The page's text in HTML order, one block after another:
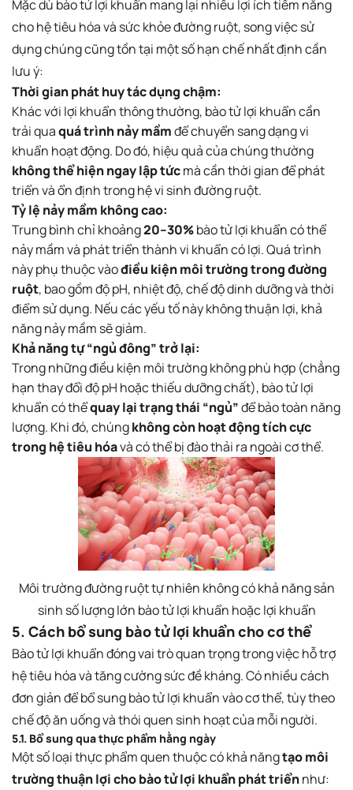
Mặc dù bào tử lợi khuẩn mang lại nhiều lợi ích tiềm năng
cho hệ tiêu hóa và sức khỏe đường ruột, song việc sử
dụng chúng cũng tồn tại một số hạn chế nhất định cần
lưu ý:
Thời gian phát huy tác dụng chậm:
Khác với lợi khuẩn thông thường, bào tử lợi khuẩn cần
trải quaquá trình nảy mầmđể chuyển sang dạng vi
khuẩn hoạt động. Do đó, hiệu quả của chúng thường
không thể hiện ngay lập tứcmà cần thời gian để phát
triển và ổn định trong hệ vi sinh đường ruột.
Tỷ lệ nảy mầm không cao:
Trung bình chỉ khoảng20–30%bào tử lợi khuẩn có thể
nảy mầm và phát triển thành vi khuẩn có lợi. Quá trình
này phụ thuộc vàođiều kiện môi trường trong đường
ruột, bao gồm độ pH, nhiệt độ, chế độ dinh dưỡng và thời
điểm sử dụng. Nếu các yếu tố này không thuận lợi, khả
năng nảy mầm sẽ giảm.
Khả năng tự “ngủ đông” trở lại:
Trong những điều kiện môi trường không phù hợp (chẳng
hạn thay đổi độ pH hoặc thiếu dưỡng chất), bào tử lợi
khuẩn có thểquay lại trạng thái “ngủ”để bảo toàn năng
lượng. Khi đó, chúngkhông còn hoạt động tích cực
trong hệ tiêu hóavà có thể bị đào thải ra ngoài cơ thể.
Môi trường đường ruột tự nhiên không có khả năng sản
sinh số lượng lớn bào tử lợi khuẩn hoặc lợi khuẩn
5. Cách bổ sung bào tử lợi khuẩn cho cơ thể
Bào tử lợi khuẩn đóng vai trò quan trọng trong việc hỗ trợ
hệ tiêu hóa và tăng cường sức đề kháng. Có nhiều cách
đơn giản để bổ sung bào tử lợi khuẩn vào cơ thể, tùy theo
chế độ ăn uống và thói quen sinh hoạt của mỗi người.
5.1. Bổ sung qua thực phẩm hằng ngày
Một số loại thực phẩm quen thuộc có khả năngtạo môi
trường thuận lợi cho bào tử lợi khuẩn phát triểnnhư: